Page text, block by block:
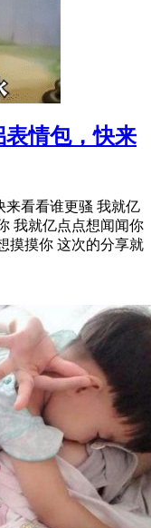
情包，快来
来看看谁更骚 我就亿
我就亿点点想闻闻你
摸摸你 这次的分享就